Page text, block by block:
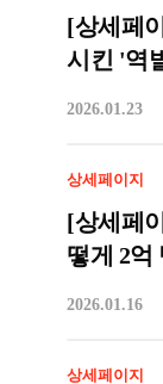
[상세페
시킨 '역
2026.01.23
상세페이지
[상세페
떻게 2억
2026.01.16
상세페이지